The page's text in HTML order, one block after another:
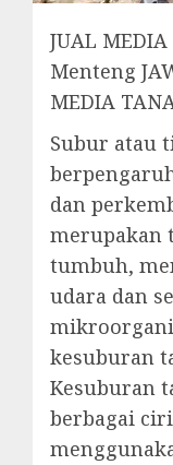
JUAL
Menteng
MEDIA
Subur atau
dan
merupakan
tumbuh,
udara dan
kesuburan
Kesuburan
berbagai